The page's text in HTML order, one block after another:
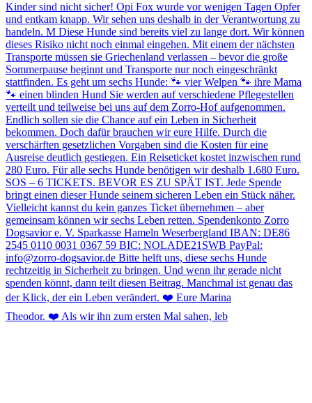
Theodor. ❤️ Als wir ihn zum ersten Mal sahen, leb